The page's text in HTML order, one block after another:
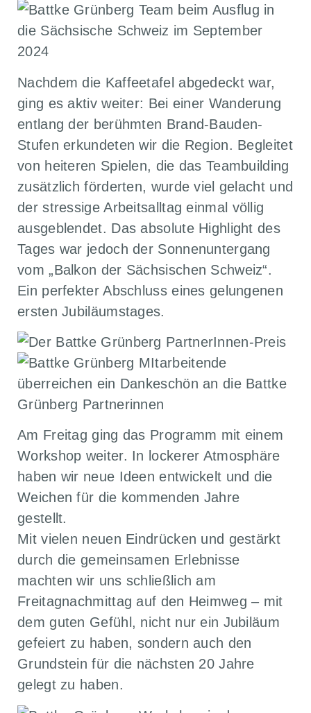
Nachdem die Kaffeetafel abgedeckt war,
ging es aktiv weiter: Bei einer Wanderung
entlang der berühmten Brand-Bauden-
Stufen erkundeten wir die Region. Begleitet
von heiteren Spielen, die das Teambuilding
zusätzlich förderten, wurde viel gelacht und
der stressige Arbeitsalltag einmal völlig
ausgeblendet. Das absolute Highlight des
Tages war jedoch der Sonnenuntergang
vom „Balkon der Sächsischen Schweiz“.
Ein perfekter Abschluss eines gelungenen
ersten Jubiläumstages.
Am Freitag ging das Programm mit einem
Workshop weiter. In lockerer Atmosphäre
haben wir neue Ideen entwickelt und die
Weichen für die kommenden Jahre
gestellt.
Mit vielen neuen Eindrücken und gestärkt
durch die gemeinsamen Erlebnisse
machten wir uns schließlich am
Freitagnachmittag auf den Heimweg – mit
dem guten Gefühl, nicht nur ein Jubiläum
gefeiert zu haben, sondern auch den
Grundstein für die nächsten 20 Jahre
gelegt zu haben.